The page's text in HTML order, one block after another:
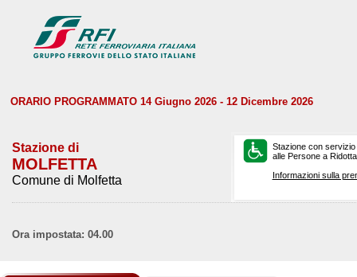
ORARIO PROGRAMMATO 14 Giugno 2026 - 12 Dicembre 2026
Stazione di
MOLFETTA
Comune di Molfetta
Stazione con
alle Persone a
Informazioni sulla
Ora impostata: 04.00